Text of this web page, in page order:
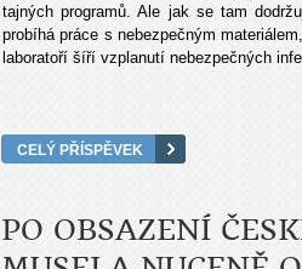
tajných programů. Ale jak se tam
probíhá práce s nebezpečným
laboratoří šíří vzplanutí nebezpečných
CELÝ PŘÍSPĚVEK
PO OBSAZENÍ